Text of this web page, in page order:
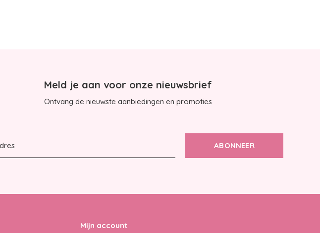
Meld je aan voor onze nieuwsbrief
Ontvang de nieuwste aanbiedingen en promoties
ABONNEER
Mijn account